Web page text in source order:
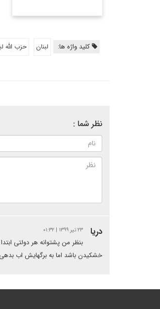
کلید واژه ها: لبنان حزب الله
نظر شما :
دریا ۲۳ تیر ۱۳۹۹ | ۰۱:۳۲
بنظر من پشتوانه هر دولتی
خشکیدن باشد اما به برگهایش اب بدهی